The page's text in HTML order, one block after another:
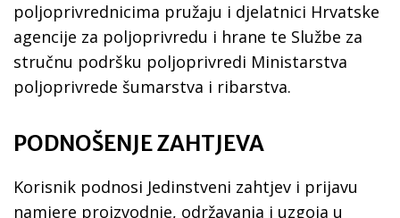
poljoprivrednicima pružaju i djelatnici Hrvatske
agencije za poljoprivredu i hrane te Službe za
stručnu podršku poljoprivredi Ministarstva
poljoprivrede šumarstva i ribarstva.
PODNOŠENJE ZAHTJEVA
Korisnik podnosi Jedinstveni zahtjev i prijavu
namjere proizvodnje, održavanja i uzgoja u